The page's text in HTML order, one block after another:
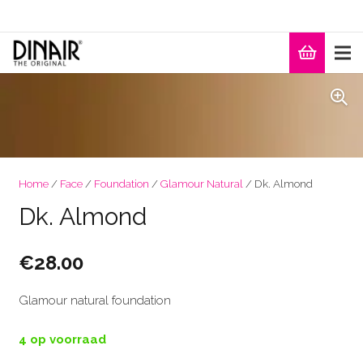
Home/ Face/ Foundation /Glamour Natural/ Dk. Almond
Dk. Almond
€28.00
Glamour natural foundation
4 op voorraad